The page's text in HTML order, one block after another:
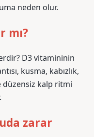
neden olur.
mı?
D3 vitamininin
kusma, kabızlık,
düzensiz kalp ritmi
zarar